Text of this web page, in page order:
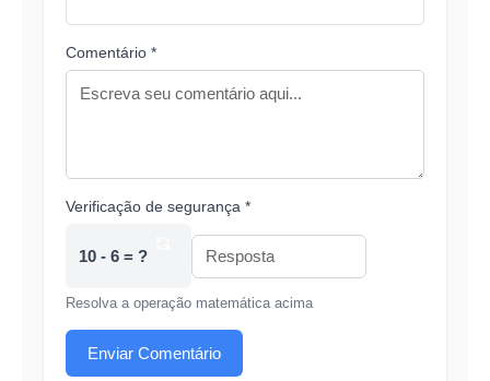
Comentário *
Verificação de segurança *
10 - 6 = ?
Resolva a operação matemática acima
Enviar Comentário